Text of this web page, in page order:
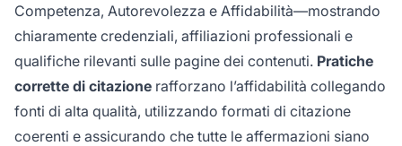
Competenza, Autorevolezza e Affidabilità—mostrando
chiaramente credenziali, affiliazioni professionali e
qualifiche rilevanti sulle pagine dei contenuti. Pratiche
corrette di citazione rafforzano l’affidabilità collegando
fonti di alta qualità, utilizzando formati di citazione
coerenti e assicurando che tutte le affermazioni siano